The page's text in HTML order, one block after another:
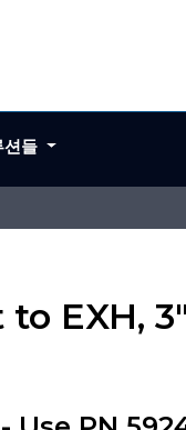
EXH,
션들